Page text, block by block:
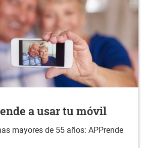
a usar tu móvil
mayores de 55 años: APPrende